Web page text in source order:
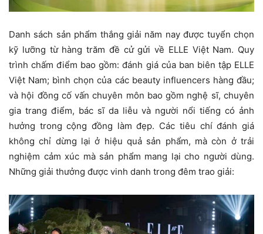
Danh sách sản phẩm thắng giải năm nay được tuyển chọn
kỹ lưỡng từ hàng trăm đề cử gửi về ELLE Việt Nam. Quy
trình chấm điểm bao gồm: đánh giá của ban biên tập ELLE
Việt Nam; bình chọn của các beauty influencers hàng đầu;
và hội đồng cố vấn chuyên môn bao gồm nghệ sĩ, chuyên
gia trang điểm, bác sĩ da liễu và người nổi tiếng có ảnh
hưởng trong cộng đồng làm đẹp. Các tiêu chí đánh giá
không chỉ dừng lại ở hiệu quả sản phẩm, mà còn ở trải
nghiệm cảm xúc mà sản phẩm mang lại cho người dùng.
Những giải thưởng được vinh danh trong đêm trao giải: